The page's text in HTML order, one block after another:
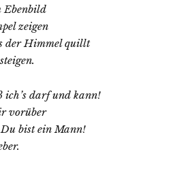
Ebenbild
zeigen
der Himmel quillt
darf und kann!
vorüber
bist ein Mann!